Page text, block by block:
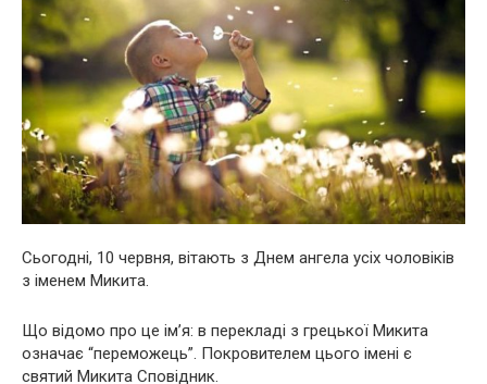
Сьогодні, 10 червня, вітають з Днем ангела усіх чоловіків
з іменем Микита.
Що відомо про це ім’я: в перекладі з грецької Микита
означає “переможець”. Покровителем цього імені є
святий Микита Сповідник.